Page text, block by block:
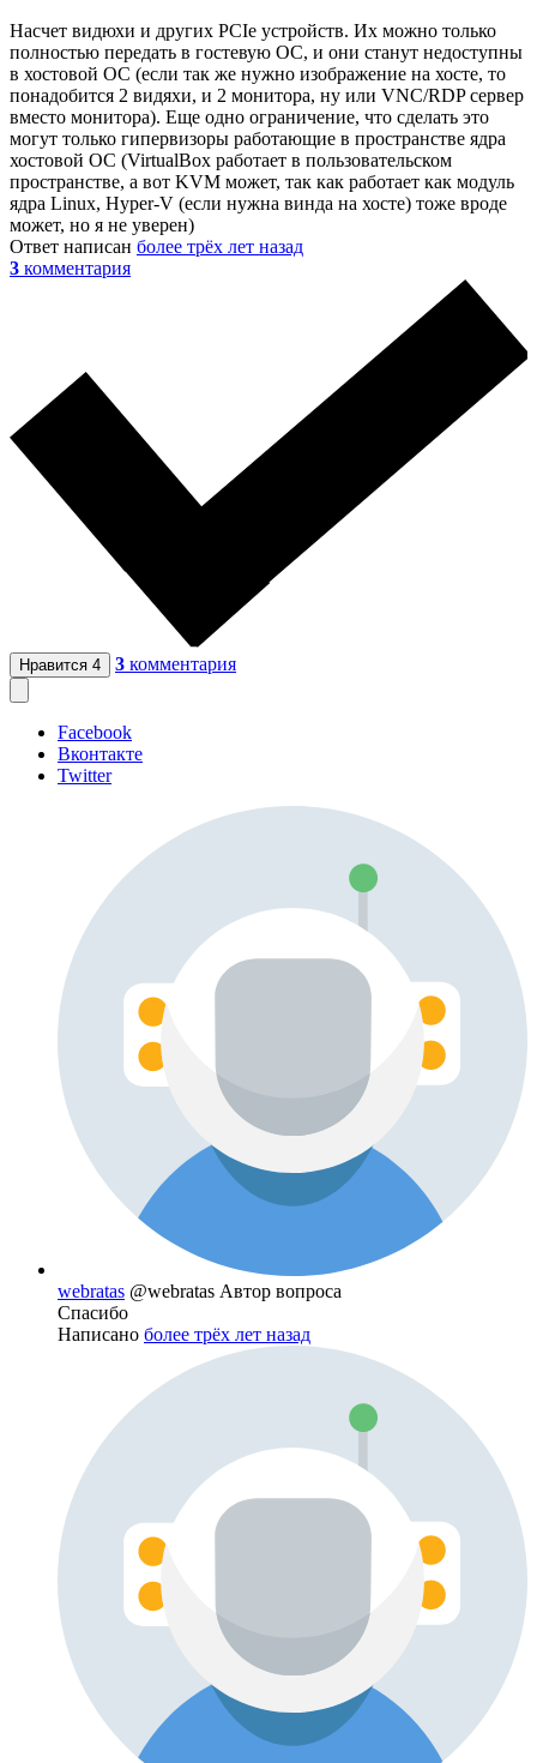
Насчет видюхи и других PCIe устройств. Их можно только
полностью передать в гостевую ОС, и они станут недоступны
в хостовой ОС (если так же нужно изображение на хосте, то
понадобится 2 видяхи, и 2 монитора, ну или VNC/RDP сервер
вместо монитора). Еще одно ограничение, что сделать это
могут только гипервизоры работающие в пространстве ядра
хостовой ОС (VirtualBox работает в пользовательском
пространстве, а вот KVM может, так как работает как модуль
ядра Linux, Hyper-V (если нужна винда на хосте) тоже вроде
может, но я не уверен)
Ответ написан более трёх лет назад
3 комментария
Нравится 4 3 комментария
Facebook
Вконтакте
Twitter
webratas @webratas Автор вопроса
Спасибо
Написано более трёх лет назад